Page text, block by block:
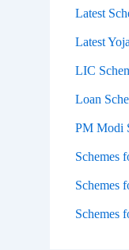
Latest
Latest
LIC
Loan
PM Modi
Schemes
Schemes
Schemes